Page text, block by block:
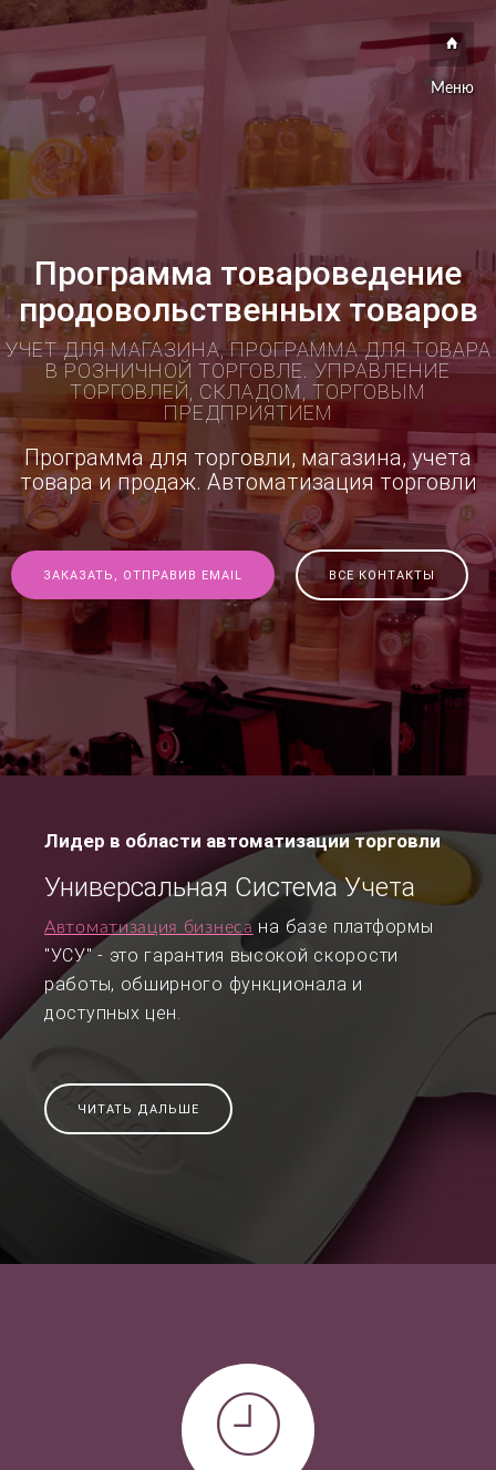
Меню
Программа товароведение
продовольственных товаров
УЧЕТ ДЛЯ МАГАЗИНА, ПРОГРАММА ДЛЯ ТОВАРА
В РОЗНИЧНОЙ ТОРГОВЛЕ. УПРАВЛЕНИЕ
ТОРГОВЛЕЙ, СКЛАДОМ, ТОРГОВЫМ
ПРЕДПРИЯТИЕМ
Программа для торговли, магазина, учета
товара и продаж. Автоматизация торговли
ЗАКАЗАТЬ, ОТПРАВИВ EMAIL ВСЕ КОНТАКТЫ
Лидер в области автоматизации торговли
Универсальная Система Учета
Автоматизация бизнеса на базе платформы
"УСУ" - это гарантия высокой скорости
работы, обширного функционала и
доступных цен.
ЧИТАТЬ ДАЛЬШЕ